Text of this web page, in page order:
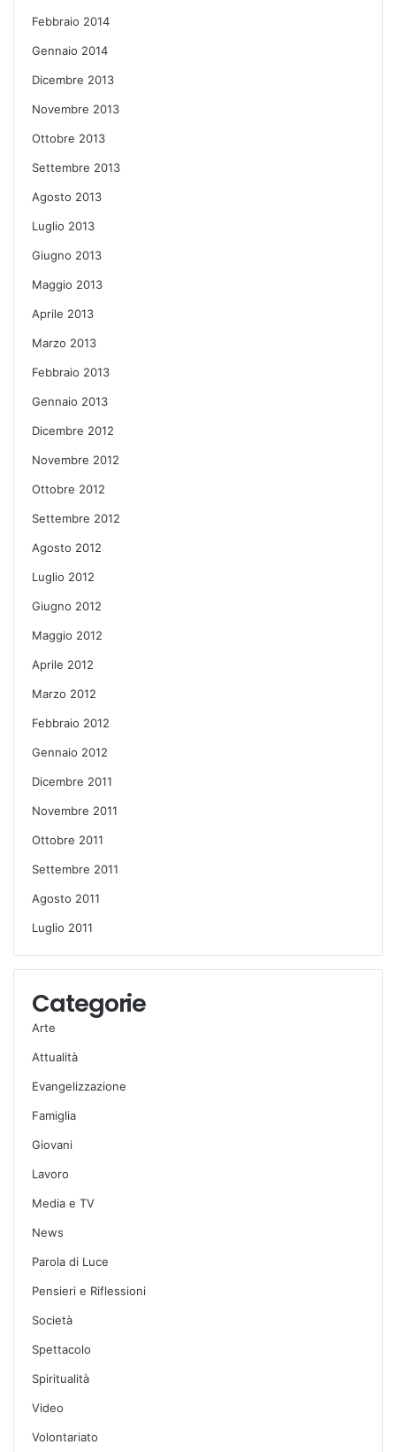
Febbraio 2014
Gennaio 2014
Dicembre 2013
Novembre 2013
Ottobre 2013
Settembre 2013
Agosto 2013
Luglio 2013
Giugno 2013
Maggio 2013
Aprile 2013
Marzo 2013
Febbraio 2013
Gennaio 2013
Dicembre 2012
Novembre 2012
Ottobre 2012
Settembre 2012
Agosto 2012
Luglio 2012
Giugno 2012
Maggio 2012
Aprile 2012
Marzo 2012
Febbraio 2012
Gennaio 2012
Dicembre 2011
Novembre 2011
Ottobre 2011
Settembre 2011
Agosto 2011
Luglio 2011
Categorie
Arte
Attualità
Evangelizzazione
Famiglia
Giovani
Lavoro
Media e TV
News
Parola di Luce
Pensieri e Riflessioni
Società
Spettacolo
Spiritualità
Video
Volontariato